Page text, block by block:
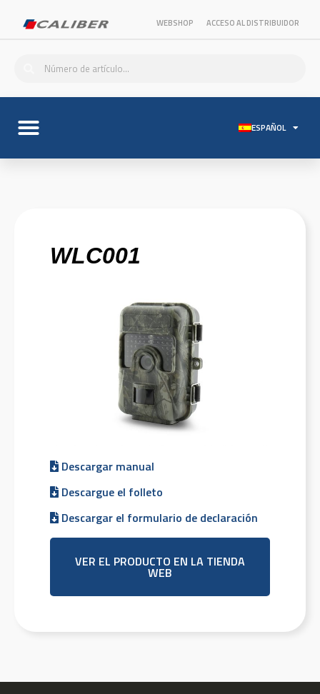
WEBSHOP ACCESO AL DISTRIBUIDOR
ESPAÑOL
WLC001
Descargar manual
Descargue el folleto
Descargar el formulario de declaración
VER EL PRODUCTO EN LA TIENDA
WEB